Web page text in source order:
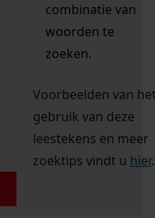
combinatie van
woorden te
zoeken.
Voorbeelden van
gebruik van deze
leestekens en meer
zoektips vindt u hier.